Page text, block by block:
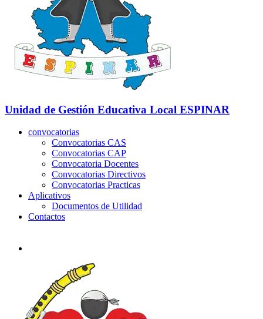
Unidad de Gestión Educativa Local ESPINAR
convocatorias
Convocatorias CAS
Convocatorias CAP
Convocatoria Docentes
Convocatorias Directivos
Convocatorias Practicas
Aplicativos
Documentos de Utilidad
Contactos